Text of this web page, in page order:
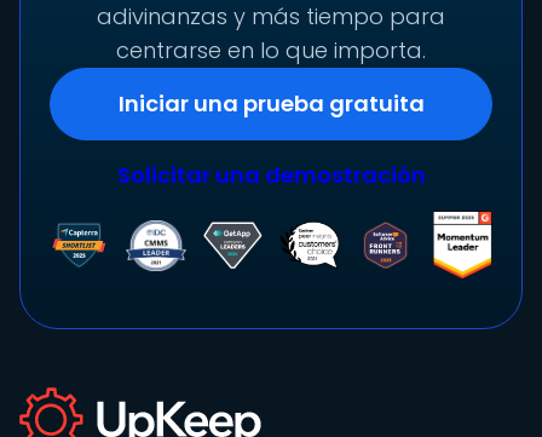
adivinanzas y más tiempo para
centrarse en lo que importa.
Iniciar una prueba gratuita
Solicitar una demostración